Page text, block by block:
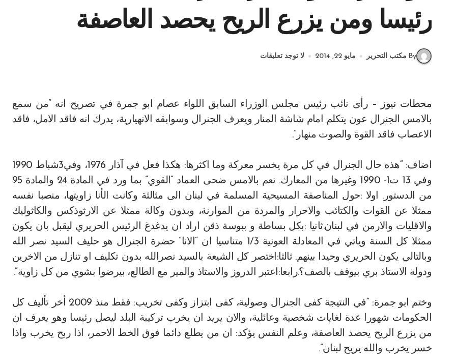
رئيسا ومن يزرع الريح يحصد العاصفة
By مكتب التحرير مايو 22, 2014 لا توجد تعليقات
محطات نيوز – رأى نائب رئيس مجلس الوزراء السابق اللواء عصام ابو جمرة في تصريح انه “من سمع
بالامس الجنرال عون يتكلم امام شاشة المنار ويعرف الجنرال وسوابقه الانهيارية، يدرك انه فاقد الامل، فاقد
الاعصاب فاقد القوة والصوت منهار”.
اضاف: “هذه حال الجنرال في كل مرة يخسر معركة وما اكثرها: هكذا فعل في آذار 1976، وفي3شباط 1990
وفي 13 ت1- 1990 وغيرها من المعارك. نعم بالامس ضحى العماد “القوي” بما ورد في المادة 24 والمادة 95
من الدستور. اولا :حول المناصفة المسيحية المسلمة في لبنان الى مثالثة وكانت الأنا زاويتها، منصبا نفسه
ممثلا عن القوات والكتائب والاحرار والمردة من الموارنة، وبدون وكالة ممثلا عن الارثوذكس والكاثوليك
والاقليات والارمن في لبنان.ثانيا :بكل بساطة و ببوسة ذقن اراد ان يدغدغ الرئيس الحريري ليقبل بان يكون
ممثلا كل السنة وياتي في المعادلة العونية 1/3 متناسيا ان “الانا” حضرة الجنرال هو حليف السيد نصر الله
وبالتالي يكون الحريري وحيدا بينهم. ثالثا:اختصر كل الشيعة بالسيد نصرالله بدون تكليف او تنازل من الاخرين
ودولة الاستاذ بري بيوقف بالصف؟.رابعا:اعتبر الدروز والاستاذ والمير مع الطالع، بيرضوا بشوي من كل زاوية”.
وختم ابو جمرة: “في النتيجة كفى الجنرال وصولية، كفى ابتزاز وكفى تخريب: فقط منذ 2009 أخر تأليف كل
الحكومات شهورا عدة لغايات شخصية وعائلية، والان يريد ان يخرب تركيبة البلد ليصل رئيسا وهو يعرف ان
من يزرع الريح يحصد العاصفة، وعلم النفس يؤكد: ان من يطلع دائما فوق الخط الاحمر، اذا ربح يخرب واذا
خسر يخرب والله يريح لبنان”.